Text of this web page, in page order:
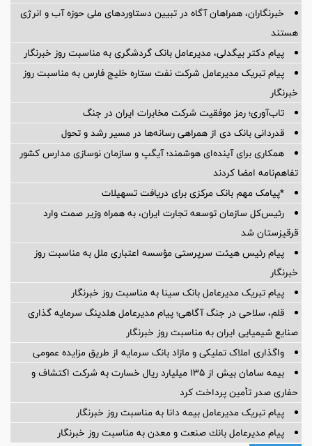
خبرنگاران، همراهان آگاه در تبیین دستاوردهای ملی حوزه آب و انرژی
هستند
پیام دکتر بیگدلی، مدیرعامل بانک گردشگری به مناسبت روز خبرنگار
پیام تبریک مدیرعامل شرکت نفت ستاره خلیج فارس به مناسبت روز
خبرنگار
تاب‌آوری؛ رمز موفقیت شرکت مخابرات ایران در جنگ
قدردانی بانک دی از همراهی رسانه‌ها در مسیر رشد و تحول
همکاری برای آینده‌ای هوشمند؛ آیگپ و سازمان نوسازی مدارس کشور
تفاهم‌نامه امضا کردند
*پیامک مهم بانک مرکزی برای دریافت تسهیلات
رئیس‌کل سازمان توسعه تجارت ایران، به همراه وزیر صمت وارد
قرقیزستان شد
پیام رئیس هیئت سرپرستی مؤسسه اعتباری ملل به مناسبت روز
خبرنگار
پیام تبریک مدیرعامل بانک سینا به مناسبت روز خبرنگار
قلم، سلاحی در جنگ آگاهی؛ پیام مدیرعامل هلدینگ سرمایه گذاری
صنایع شیمیایی ایران به مناسبت روز خبرنگار
واگذاری املاک تملیکی و مازاد بانک سرمایه از طریق مزایده عمومی
بیمه سامان بیش از ۱۳۵ میلیارد ریال خسارت به شرکت اکتشاف و
حفاری صدر تأمین پرداخت کرد
پیام ‌تبریک‌ مدیرعامل بیمه دانا به مناسبت روز خبرنگار
پیام مدیرعامل بانك صنعت و معدن به مناسبت روز خبرنگار